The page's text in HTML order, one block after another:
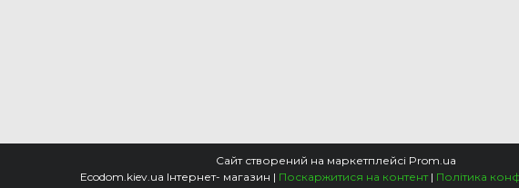
Сайт створений на маркетплейсі Prom.ua
Еcodom.kiev.ua Інтернет- магазин | Поскаржитися на контент | Політика